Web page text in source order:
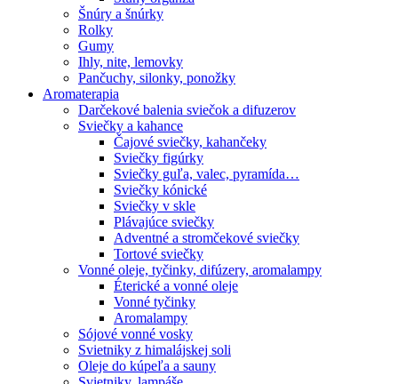
Šnúry a šnúrky
Rolky
Gumy
Ihly, nite, lemovky
Pančuchy, silonky, ponožky
Aromaterapia
Darčekové balenia sviečok a difuzerov
Sviečky a kahance
Čajové sviečky, kahančeky
Sviečky figúrky
Sviečky guľa, valec, pyramída…
Sviečky kónické
Sviečky v skle
Plávajúce sviečky
Adventné a stromčekové sviečky
Tortové sviečky
Vonné oleje, tyčinky, difúzery, aromalampy
Éterické a vonné oleje
Vonné tyčinky
Aromalampy
Sójové vonné vosky
Svietniky z himalájskej soli
Oleje do kúpeľa a sauny